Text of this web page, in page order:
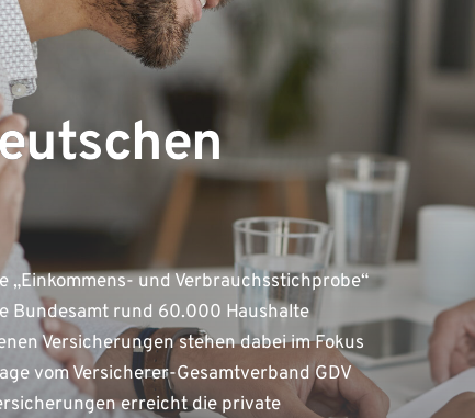
und Verbrauchsstichprobe“
Bundesamt rund 60.000 Haushalte
Versicherungen stehen dabei im Fokus
vom Versicherer-Gesamtverband GDV
erreicht die private